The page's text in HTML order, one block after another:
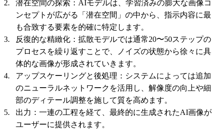
潜在空間の探索：AIモデルは、学習済みの膨大な画像コ
ンセプトが広がる「潜在空間」の中から、指示内容に最
も合致する要素を的確に特定します。
反復的な精緻化：拡散モデルでは通常20〜50ステップの
プロセスを繰り返すことで、ノイズの状態から徐々に具
体的な画像が形成されていきます。
アップスケーリングと後処理：システムによっては追加
のニューラルネットワークを活用し、解像度の向上や細
部のディテール調整を施して質を高めます。
出力：一連の工程を経て、最終的に生成されたAI画像が
ユーザーに提供されます。